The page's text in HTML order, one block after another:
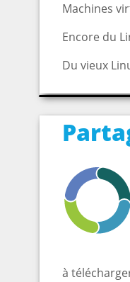
Machines
Encore du
Du vieux
à